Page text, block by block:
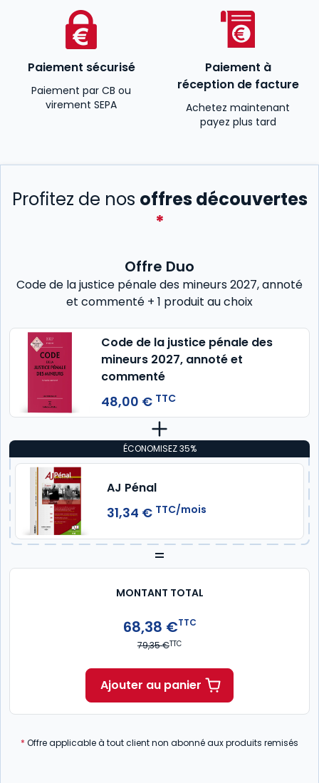
Paiement sécurisé
Paiement par CB ou
virement SEPA
Paiement à
réception de facture
Achetez maintenant
payez plus tard
Profitez de nos offres découvertes
*
Offre Duo
Code de la justice pénale des mineurs 2027, annoté
et commenté + 1 produit au choix
Code de la justice pénale des
mineurs 2027, annoté et
commenté
48,00 € TTC
ÉCONOMISEZ 35%
AJ Pénal
31,34 € TTC/mois
=
MONTANT TOTAL
68,38 €TTC
79,35 €TTC
Ajouter au panier
* Offre applicable à tout client non abonné aux produits remisés